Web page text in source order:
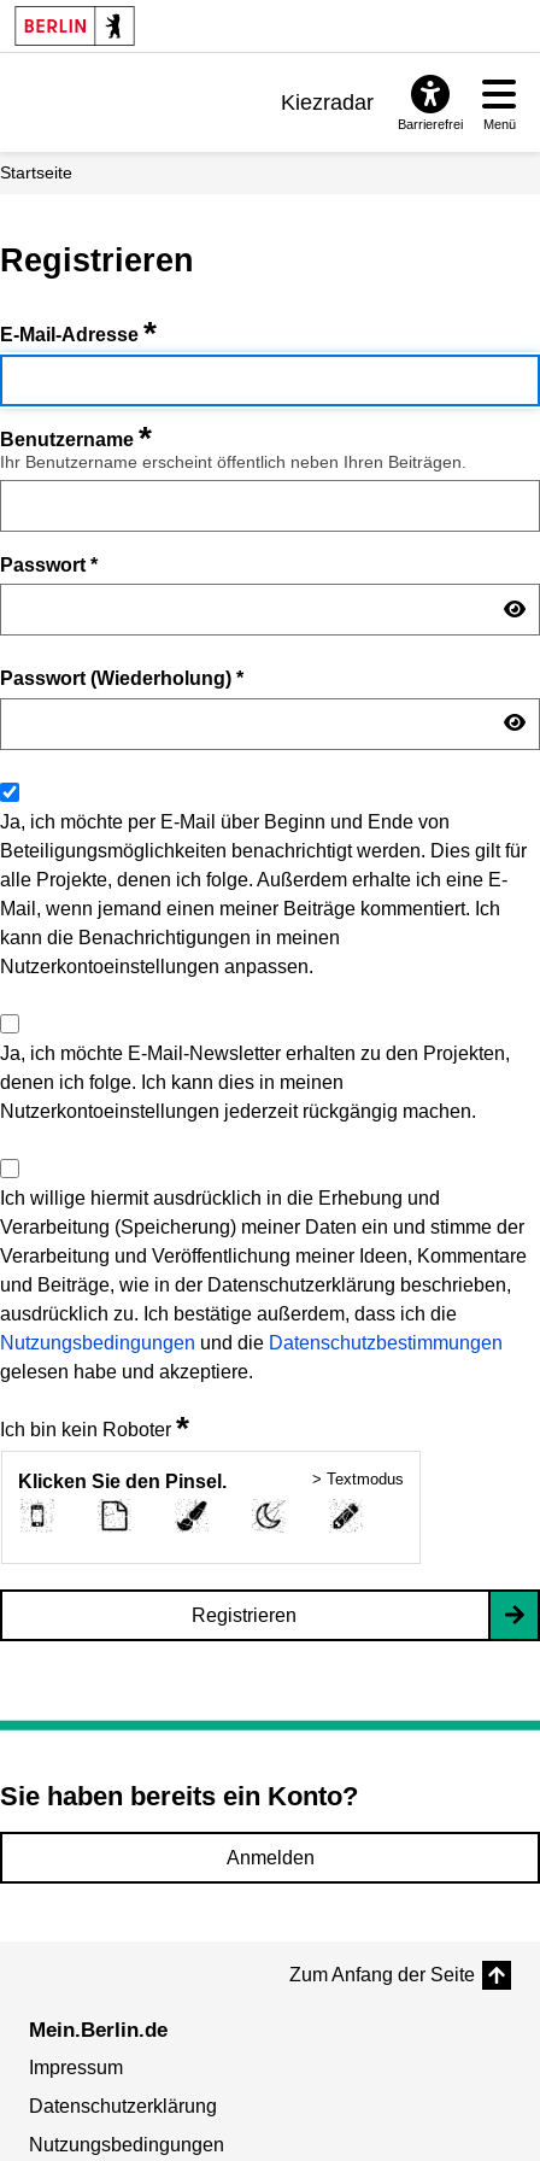
Kiezradar
Barrierefrei Menü
Startseite
Registrieren
E-Mail-Adresse *
Benutzername *
Ihr Benutzername erscheint öffentlich neben Ihren Beiträgen.
Passwort *
Passwort (Wiederholung) *
Ja, ich möchte per E-Mail über Beginn und Ende von
Beteiligungsmöglichkeiten benachrichtigt werden. Dies gilt für
alle Projekte, denen ich folge. Außerdem erhalte ich eine E-
Mail, wenn jemand einen meiner Beiträge kommentiert. Ich
kann die Benachrichtigungen in meinen
Nutzerkontoeinstellungen anpassen.
Ja, ich möchte E-Mail-Newsletter erhalten zu den Projekten,
denen ich folge. Ich kann dies in meinen
Nutzerkontoeinstellungen jederzeit rückgängig machen.
Ich willige hiermit ausdrücklich in die Erhebung und
Verarbeitung (Speicherung) meiner Daten ein und stimme der
Verarbeitung und Veröffentlichung meiner Ideen, Kommentare
und Beiträge, wie in der Datenschutzerklärung beschrieben,
ausdrücklich zu. Ich bestätige außerdem, dass ich die
Nutzungsbedingungen und die Datenschutzbestimmungen
gelesen habe und akzeptiere.
Ich bin kein Roboter *
Klicken Sie den Pinsel. > Textmodus
Registrieren
Sie haben bereits ein Konto?
Anmelden
Zum Anfang der Seite
Mein.Berlin.de
Impressum
Datenschutzerklärung
Nutzungsbedingungen